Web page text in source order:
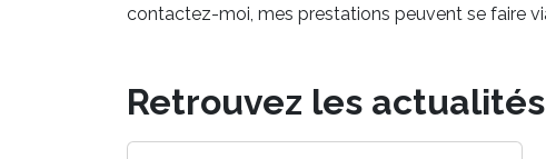
contactez-moi, mes prestations peuvent se faire
Retrouvez les actualités